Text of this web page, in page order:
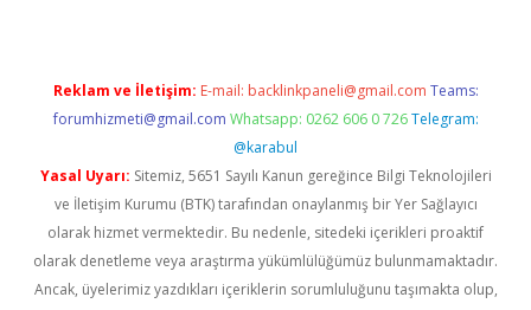
Reklam ve İletişim: E-mail: backlinkpaneli@gmail.com Teams:
forumhizmeti@gmail.com Whatsapp: 0262 606 0 726 Telegram:
@karabul
Yasal Uyarı: Sitemiz, 5651 Sayılı Kanun gereğince Bilgi Teknolojileri
ve İletişim Kurumu (BTK) tarafından onaylanmış bir Yer Sağlayıcı
olarak hizmet vermektedir. Bu nedenle, sitedeki içerikleri proaktif
olarak denetleme veya araştırma yükümlülüğümüz bulunmamaktadır.
Ancak, üyelerimiz yazdıkları içeriklerin sorumluluğunu taşımakta olup,